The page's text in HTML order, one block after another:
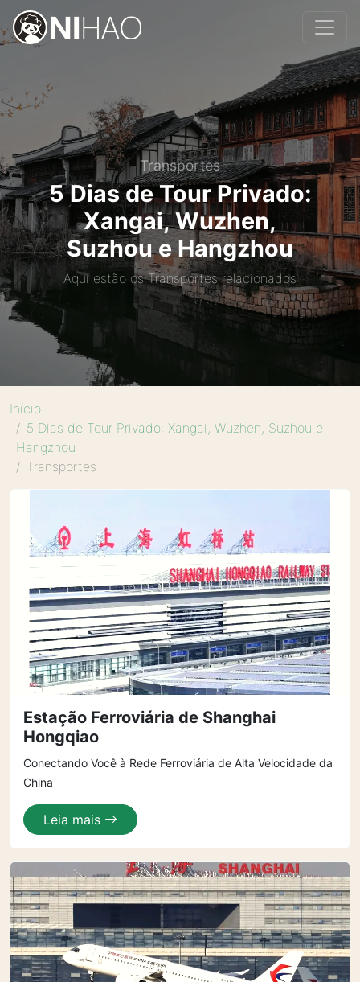
Transportes
5 Dias de Tour Privado:
Xangai, Wuzhen,
Suzhou e Hangzhou
Aqui estão os Transportes relacionados
Início
5 Dias de Tour Privado: Xangai, Wuzhen, Suzhou e
Hangzhou
Transportes
Estação Ferroviária de Shanghai
Hongqiao
Conectando Você à Rede Ferroviária de Alta Velocidade da
China
Leia mais